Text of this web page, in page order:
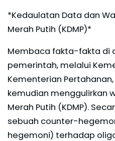
*Kedaulatan Data dan
Merah Putih (KDMP)*
Membaca fakta-fakta di
pemerintah, melalui
Kementerian
kemudian menggulirkan
Merah Putih (KDMP).
sebuah counter-
hegemoni) terhadap